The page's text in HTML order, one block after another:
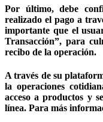
Por último, debe
realizado el pago a
importante que el
Transacción”, para
recibo de la operación.
A través de su
la operaciones
acceso a productos y
línea. Para más